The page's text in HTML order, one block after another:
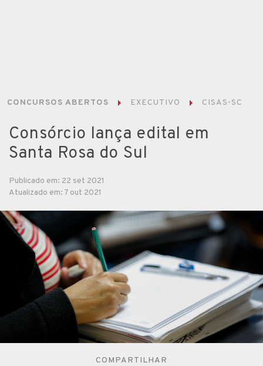
CONCURSOS ABERTOS EXECUTIVO CISAS-SC
Consórcio lança edital em
Santa Rosa do Sul
Publicado em: 22 set 2021
Atualizado em: 7 out 2021
COMPARTILHAR